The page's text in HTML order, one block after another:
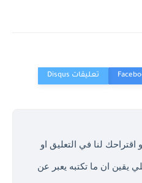
لنا في التعليق او
يقين ان ما تكتبه يعبر عن